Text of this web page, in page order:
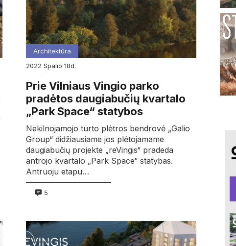
Architektūra
2022
spalio 18d.
Prie Vilniaus Vingio parko
pradėtos daugiabučių kvartalo
„Park Space“ statybos
Nekilnojamojo turto plėtros bendrovė „Galio
Group“ didžiausiame jos plėtojamame
daugiabučių projekte „reVingis“ pradeda
antrojo kvartalo „Park Space“ statybas.
Antruoju etapu…
5